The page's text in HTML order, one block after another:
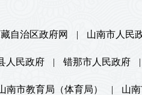
自治区政府网 | 山南市人民
人民政府 | 错那市人民政府 |
南市教育局（体育局） | 山